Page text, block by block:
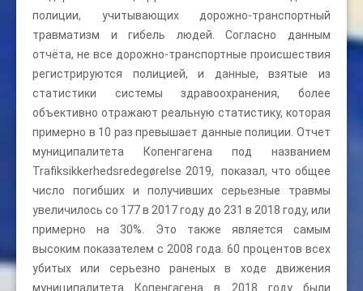
полиции, учитывающих дорожно-транспортный
травматизм и гибель людей. Согласно данным
отчёта, не все дорожно-транспортные происшествия
регистрируются полицией, и данные, взятые из
статистики системы здравоохранения, более
объективно отражают реальную статистику, которая
примерно в 10 раз превышает данные полиции. Отчет
муниципалитета Копенгагена под названием
Trafiksikkerhedsredegørelse 2019, показал, что общее
число погибших и получивших серьезные травмы
увеличилось со 177 в 2017 году до 231 в 2018 году, или
примерно на 30%. Это также является самым
высоким показателем с 2008 года. 60 процентов всех
убитых или серьезно раненых в ходе движения
муниципалитета Копенгагена в 2018 году были